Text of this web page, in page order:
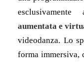
aumentata e
videodanza. Lo
forma immersiva,